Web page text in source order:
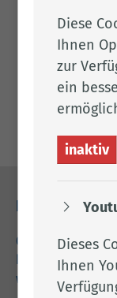
Tel.:
Fax:
Per E-
C.11
04471 15 0
www.lkclp.de
Diese
Ihnen
zur
ein
inaktiv
Dieses
Ihnen